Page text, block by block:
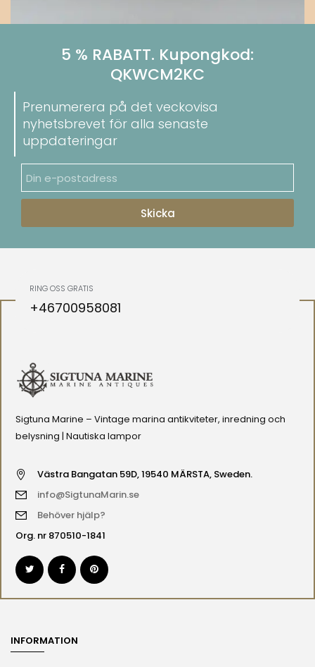
5 % RABATT. Kupongkod:
QKWCM2KC
Prenumerera på det veckovisa
nyhetsbrevet för alla senaste
uppdateringar
Skicka
RING OSS GRATIS
+46700958081
Sigtuna Marine – Vintage marina antikviteter, inredning och
belysning | Nautiska lampor
Västra Bangatan 59D, 19540 MÄRSTA, Sweden.
info@SigtunaMarin.se
Behöver hjälp?
Org. nr 870510-1841
INFORMATION